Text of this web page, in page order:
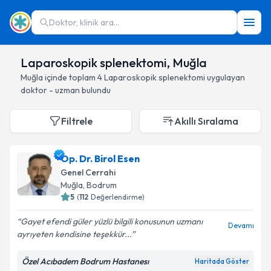
Doktor, klinik ara...
Laparoskopik splenektomi, Muğla
Muğla içinde toplam 4Laparoskopik splenektomi uygulayan
doktor - uzman bulundu
Filtrele Akıllı Sıralama
Op. Dr. Birol Esen
Genel Cerrahi
Muğla, Bodrum
5 (112 Değerlendirme)
Gayet efendi güler yüzlü bilgili konusunun uzmanı
ayrıyeten kendisine teşekkür...
Devamı
Özel Acıbadem Bodrum Hastanesı Haritada Göster